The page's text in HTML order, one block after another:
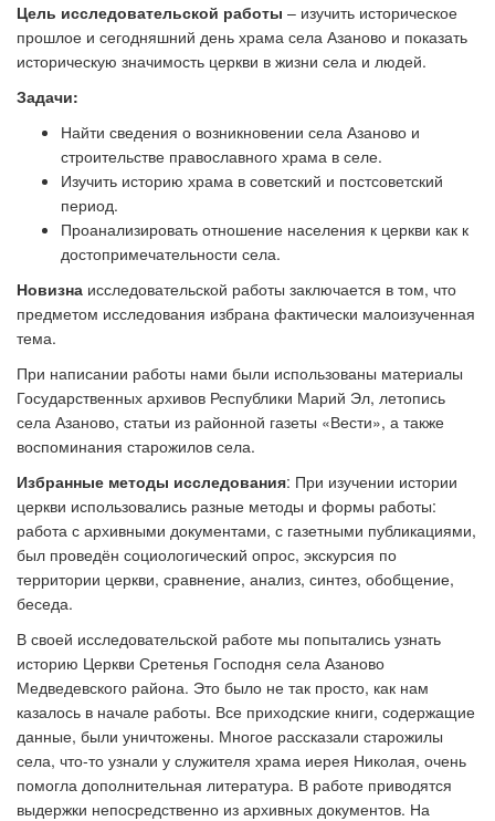
Цель исследовательской работы – изучить историческое
прошлое и сегодняшний день храма села Азаново и показать
историческую значимость церкви в жизни села и людей.
Задачи:
Найти сведения о возникновении села Азаново и
строительстве православного храма в селе.
Изучить историю храма в советский и постсоветский
период.
Проанализировать отношение населения к церкви как к
достопримечательности села.
Новизна исследовательской работы заключается в том, что
предметом исследования избрана фактически малоизученная
тема.
При написании работы нами были использованы материалы
Государственных архивов Республики Марий Эл, летопись
села Азаново, статьи из районной газеты «Вести», а также
воспоминания старожилов села.
Избранные методы исследования: При изучении истории
церкви использовались разные методы и формы работы:
работа с архивными документами, с газетными публикациями,
был проведён социологический опрос, экскурсия по
территории церкви, сравнение, анализ, синтез, обобщение,
беседа.
В своей исследовательской работе мы попытались узнать
историю Церкви Сретенья Господня села Азаново
Медведевского района. Это было не так просто, как нам
казалось в начале работы. Все приходские книги, содержащие
данные, были уничтожены. Многое рассказали старожилы
села, что-то узнали у служителя храма иерея Николая, очень
помогла дополнительная литература. В работе приводятся
выдержки непосредственно из архивных документов. На